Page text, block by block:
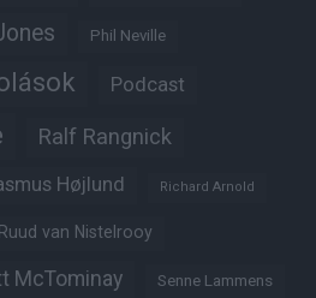
Phil Neville
Podcast
Ralf Rangnick
Højlund Richard Arnold
Ruud van Nistelrooy
McTominay Senne Lammens